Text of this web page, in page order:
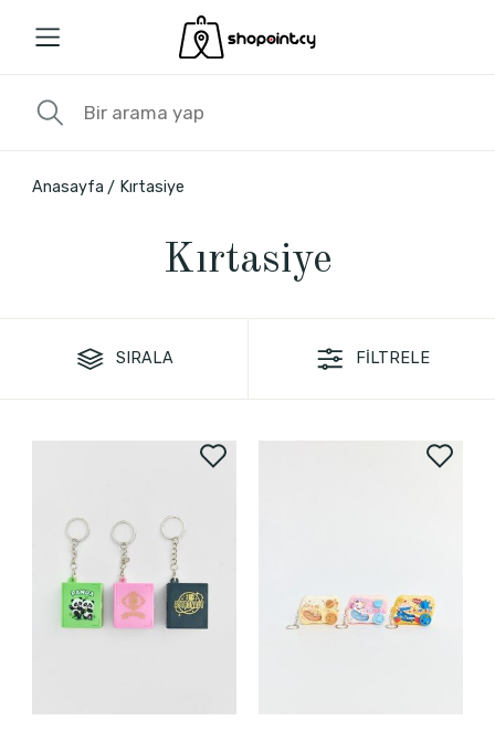
Anasayfa Kırtasiye
Kırtasiye
SIRALA FİLTRELE